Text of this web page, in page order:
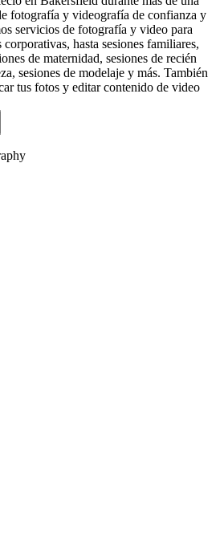
fotografía y videografía de confianza y
servicios de fotografía y video para
hasta sesiones familiares,
de maternidad, sesiones de recién
sesiones de modelaje y más. También
tus fotos y editar contenido de video